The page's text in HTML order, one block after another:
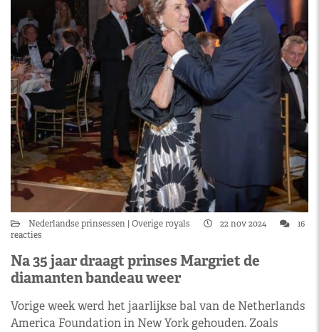
Nederlandse prinsessen Overige royals 22 nov 2024
16
reacties
Na 35 jaar draagt prinses Margriet de
diamanten bandeau weer
Vorige week werd het jaarlijkse bal van de Netherlands
America Foundation in New York gehouden. Zoals